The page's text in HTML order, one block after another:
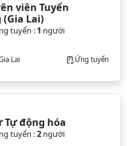
viên Tuyển
Lai)
tuyển : 1 người
Lai Ứng tuyển
Tự động hóa
tuyển :2người